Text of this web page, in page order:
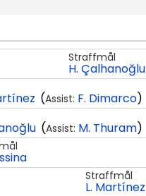
Straffmål
H. Çalhanoğlu
(Assist: F. Dimarco)
(Assist: M. Thuram)
Straffmål
L. Martínez